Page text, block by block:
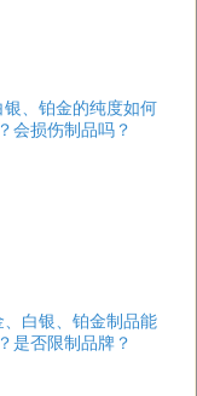
银、铂金的纯度如何
会损伤制品吗？
、白银、铂金制品能
是否限制品牌？